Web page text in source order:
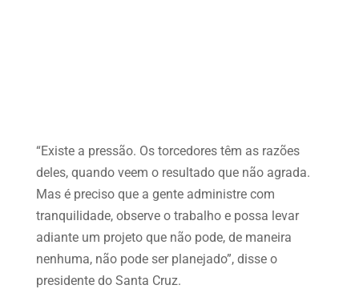
“Existe a pressão. Os torcedores têm as razões
deles, quando veem o resultado que não agrada.
Mas é preciso que a gente administre com
tranquilidade, observe o trabalho e possa levar
adiante um projeto que não pode, de maneira
nenhuma, não pode ser planejado”, disse o
presidente do Santa Cruz.